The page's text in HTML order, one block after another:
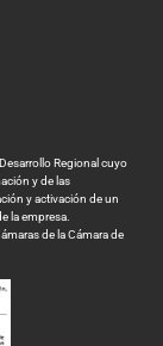
Regional cuyo
y de las
y activación de un
la empresa.
de la Cámara de